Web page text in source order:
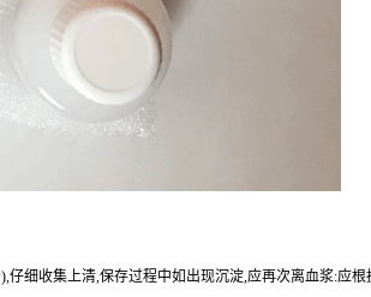
细收集上清,保存过程中如出现沉淀,应再次离血浆: